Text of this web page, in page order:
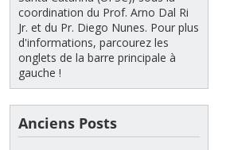
coordination du Prof. Arno Dal Ri
Jr. et du Pr. Diego Nunes. Pour plus
d'informations, parcourez les
onglets de la barre principale à
gauche !
Anciens Posts